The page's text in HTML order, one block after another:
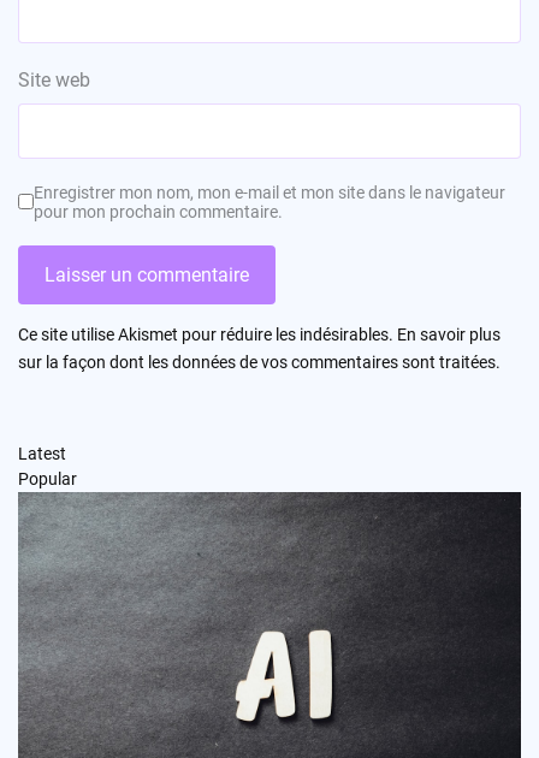
Site web
Enregistrer mon nom, mon e-mail et mon site dans le navigateur
pour mon prochain commentaire.
Ce site utilise Akismet pour réduire les indésirables. En savoir plus
sur la façon dont les données de vos commentaires sont traitées.
Latest
Popular